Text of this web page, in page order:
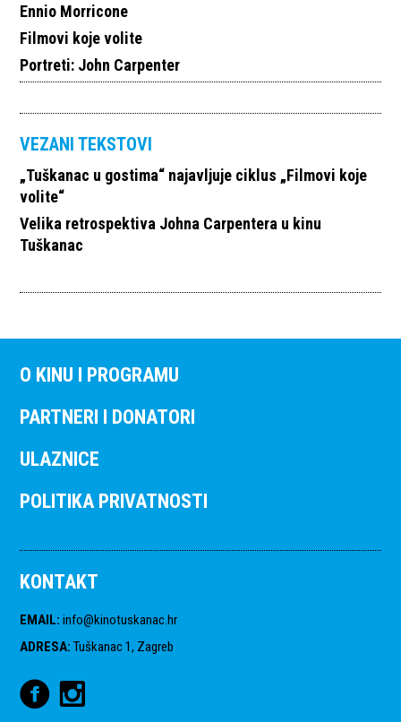
Ennio Morricone
Filmovi koje volite
Portreti: John Carpenter
VEZANI TEKSTOVI
„Tuškanac u gostima“ najavljuje ciklus „Filmovi koje
volite“
Velika retrospektiva Johna Carpentera u kinu
Tuškanac
O KINU I PROGRAMU
PARTNERI I DONATORI
ULAZNICE
POLITIKA PRIVATNOSTI
KONTAKT
EMAIL: info@kinotuskanac.hr
ADRESA: Tuškanac 1, Zagreb